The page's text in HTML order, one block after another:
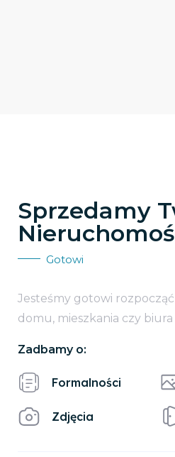
Sprzedamy
Gotowi
Jesteśmy gotowi
domu, mieszkania czy biura
Zadbamy o:
Formalności
Zdjęcia